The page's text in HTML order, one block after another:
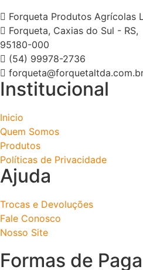
Forqueta Produtos Agrícolas
Forqueta, Caxias do Sul - RS,
95180-000
(54) 99978-2736
Institucional
Inicio
Quem Somos
Produtos
Políticas de Privacidade
Ajuda
Trocas e Devoluções
Fale Conosco
Nosso Site
Formas de